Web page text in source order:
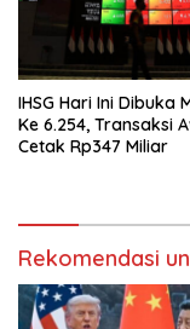
IHSG Hari Ini Dibuka
Ke 6.254, Transaksi
Cetak Rp347 Miliar
Rekomendasi